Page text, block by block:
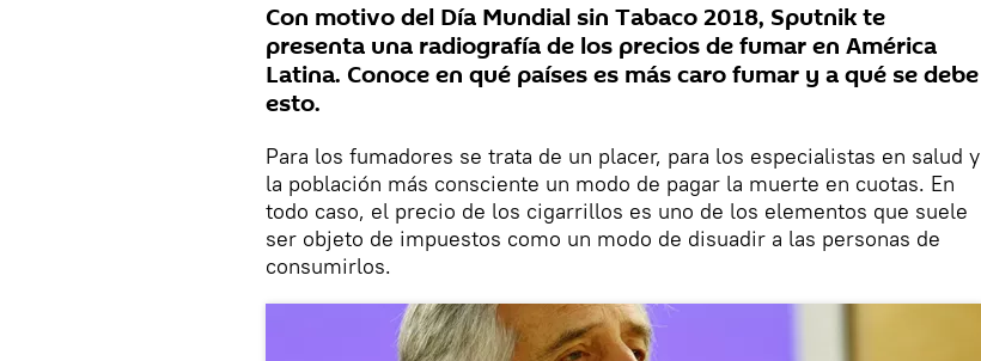
Con motivo del Día Mundial sin Tabaco 2018, Sputnik te
presenta una radiografía de los precios de fumar en América
Latina. Conoce en qué países es más caro fumar y a qué se debe
esto.
Para los fumadores se trata de un placer, para los especialistas en salud y
la población más consciente un modo de pagar la muerte en cuotas. En
todo caso, el precio de los cigarrillos es uno de los elementos que suele
ser objeto de impuestos como un modo de disuadir a las personas de
consumirlos.